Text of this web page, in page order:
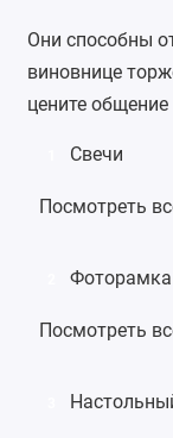
Они способны
виновнице
цените
Свечи
Посмотреть
Фоторамка
Посмотреть